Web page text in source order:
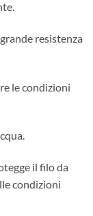
resistenza
le condizioni
il filo da
condizioni